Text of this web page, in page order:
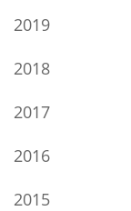
2019
2018
2017
2016
2015